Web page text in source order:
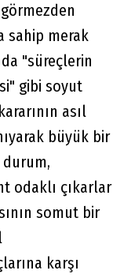
sahip merak
"süreçlerin
gibi soyut
asıl
büyük bir
durum,
odaklı çıkarlar
somut bir
karşı